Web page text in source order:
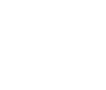
Ausstrahlung
Sichtseiten sowie
sauberen und
zeitlos, hochwertig